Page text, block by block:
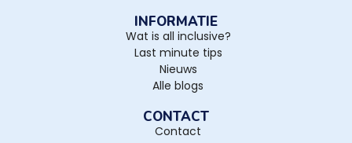
INFORMATIE
Wat is all inclusive?
Last minute tips
Nieuws
Alle blogs
CONTACT
Contact